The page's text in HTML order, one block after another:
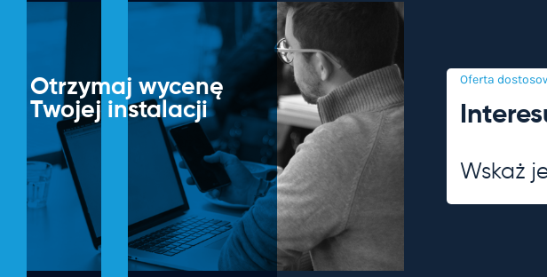
Otrzymaj wycenę
Twojej instalacji
Oferta
Wskaż